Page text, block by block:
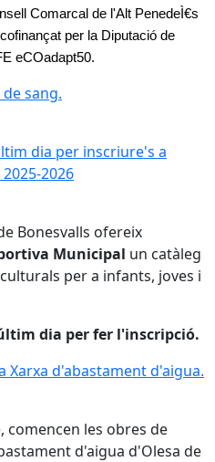
Comarcal de l'Alt PenedeÌ€s
per la Diputació de
eCOadapt50.
sang.
sang.
dia per inscriure's a
dia per inscriure's a
2026
Bonesvalls ofereix
Municipal un catàleg
per a infants, joves i
dia per fer l'inscripció.
Xarxa d'abastament d'aigua.
Xarxa d'abastament d'aigua.
comencen les obres de
d'aigua d'Olesa de